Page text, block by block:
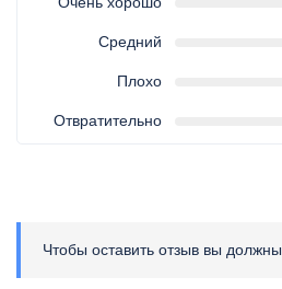
Средний
Плохо
Отвратительно
Чтобы оставить отзыв вы должны